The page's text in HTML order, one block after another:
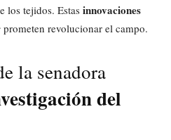
los tejidos. Estas innovaciones
prometen revolucionar el campo.
la senadora
del